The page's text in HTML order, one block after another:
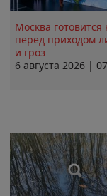
Москва готовится
перед приходом
и гроз
6 августа 2026 |